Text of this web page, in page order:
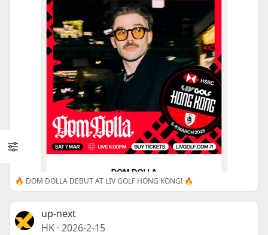
🔥 DOM DOLLA DEBUT AT LIV GOLF HONG KONG! 🔥
up-next
HK · 2026-2-15